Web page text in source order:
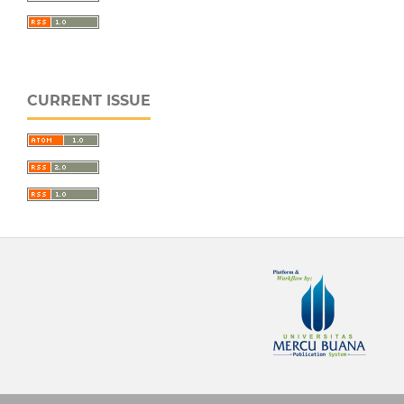
CURRENT ISSUE